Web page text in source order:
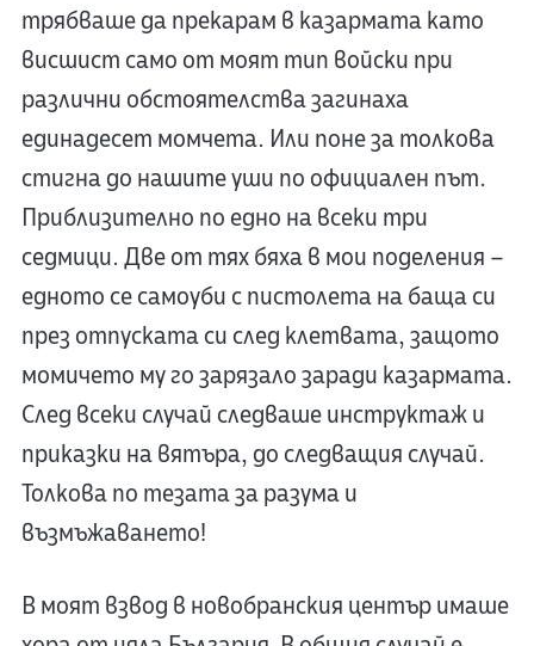
трябваше да прекарам в казармата като
висшист само от моят тип войски при
различни обстоятелства загинаха
единадесет момчета. Или поне за толкова
стигна до нашите уши по официален път.
Приблизително по едно на всеки три
седмици. Двe от тях бяха в мои поделения –
едното се самоуби с пистолета на баща си
през отпуската си след клетвата, защото
момичето му го зарязало заради казармата.
След всеки случай следваше инструктаж и
приказки на вятъра, до следващия случай.
Толкова по тезата за разума и
възмъжаването!
В моят взвод в новобранския център имаше